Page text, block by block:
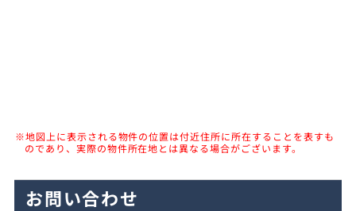
※地図上に表示される物件の位置は付近住所に所在することを表すも
のであり、実際の物件所在地とは異なる場合がございます。
お問い合わせ